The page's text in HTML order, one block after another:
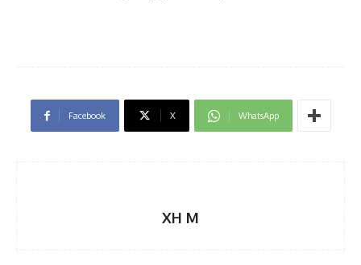
Facebook X WhatsApp
XH M